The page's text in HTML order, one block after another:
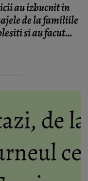
au izbucnit in
de la familiile
si au facut